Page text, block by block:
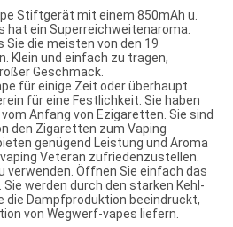
Stiftgerät mit einem 850mAh u.
hat ein Superreichweitenaroma.
Sie die meisten von den 19
Klein und einfach zu tragen,
Geschmack.
für einige Zeit oder überhaupt
für eine Festlichkeit. Sie haben
Anfang von Ezigaretten. Sie sind
den Zigaretten zum Vaping
genügend Leistung und Aroma
Veteran zufriedenzustellen.
verwenden. Öffnen Sie einfach das
Sie werden durch den starken Kehl-
die Dampfproduktion beeindruckt,
von Wegwerf-vapes liefern.